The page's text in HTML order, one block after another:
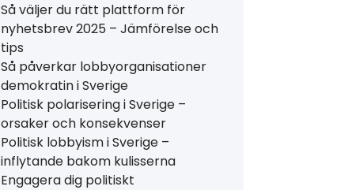
Så väljer du rätt plattform för
nyhetsbrev 2025 – Jämförelse och
tips
Så påverkar lobbyorganisationer
demokratin i Sverige
Politisk polarisering i Sverige –
orsaker och konsekvenser
Politisk lobbyism i Sverige –
inflytande bakom kulisserna
Engagera dig politiskt